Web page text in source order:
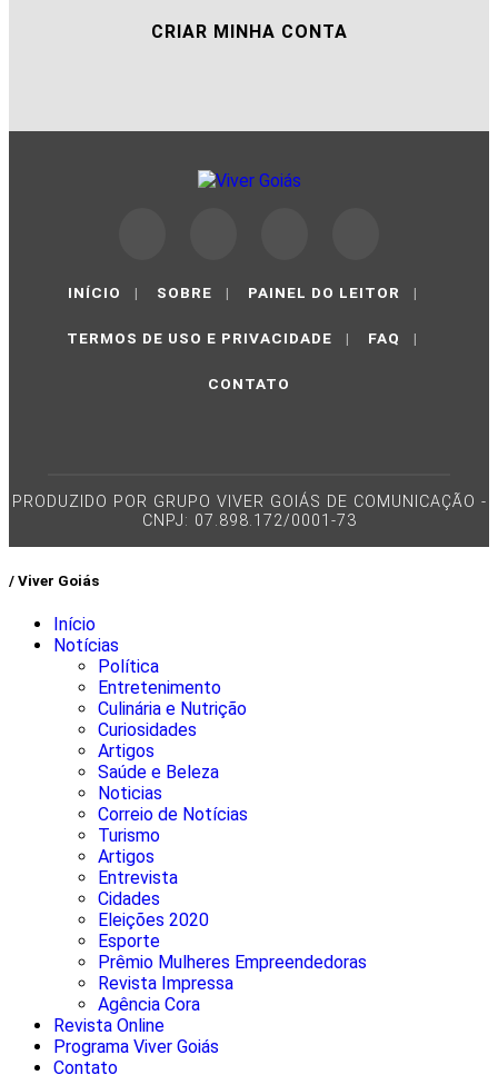
CRIAR MINHA CONTA
INÍCIO | SOBRE | PAINEL DO LEITOR |
TERMOS DE USO E PRIVACIDADE | FAQ |
CONTATO
PRODUZIDO POR GRUPO VIVER GOIÁS DE COMUNICAÇÃO -
CNPJ: 07.898.172/0001-73
/ Viver Goiás
Início
Notícias
Política
Entretenimento
Culinária e Nutrição
Curiosidades
Artigos
Saúde e Beleza
Noticias
Correio de Notícias
Turismo
Artigos
Entrevista
Cidades
Eleições 2020
Esporte
Prêmio Mulheres Empreendedoras
Revista Impressa
Agência Cora
Revista Online
Programa Viver Goiás
Contato